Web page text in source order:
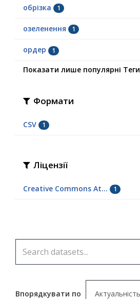
обрізка 1
озеленення 1
ордер 1
Показати лише популярні Теги
Формати
CSV 1
Ліцензії
Creative Commons At... 1
Впорядкувати по